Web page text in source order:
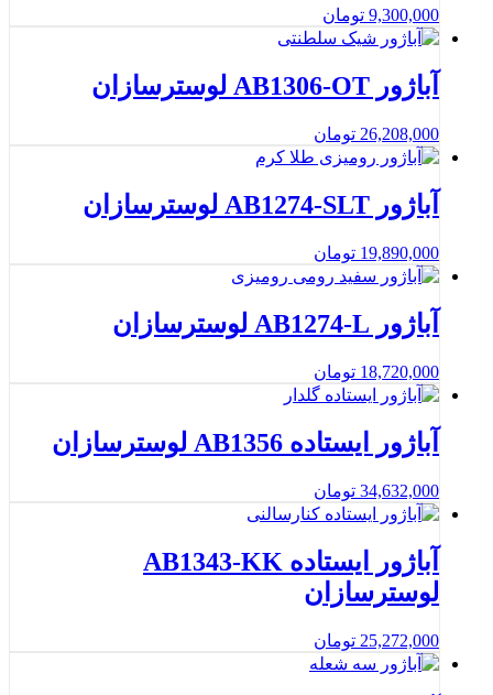
9,300,000 تومان
آباژور AB1306-OT لوسترسازان
26,208,000 تومان
آباژور AB1274-SLT لوسترسازان
19,890,000 تومان
آباژور AB1274-L لوسترسازان
18,720,000 تومان
آباژور ایستاده AB1356 لوسترسازان
34,632,000 تومان
آباژور ایستاده AB1343-KK
لوسترسازان
25,272,000 تومان